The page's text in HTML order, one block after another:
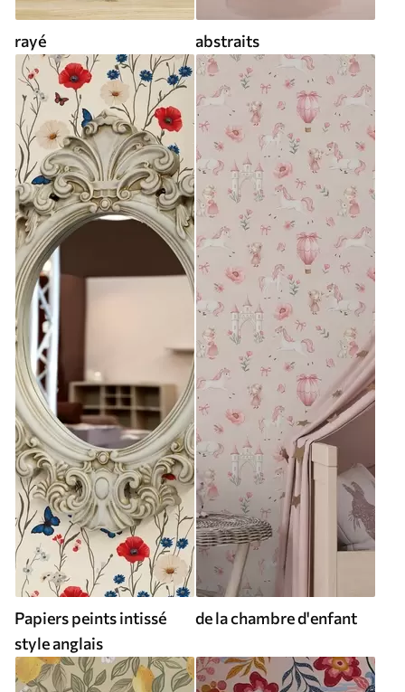
rayé abstraits
Papiers peints intissé
style anglais
de la chambre d'enfant